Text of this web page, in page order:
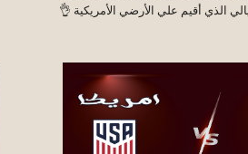
الذي أقيم علي الأرضي الأمريكية 👌